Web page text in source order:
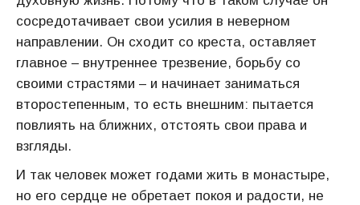
сосредотачивает свои усилия в неверном
направлении. Он сходит со креста, оставляет
главное – внутреннее трезвение, борьбу со
своими страстями – и начинает заниматься
второстепенным, то есть внешним: пытается
повлиять на ближних, отстоять свои права и
взгляды.
И так человек может годами жить в монастыре,
но его сердце не обретает покоя и радости, не